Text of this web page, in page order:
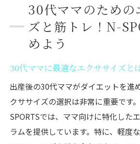
30代ママのための
ズと筋トレ！N-
めよう
30代ママに最適なエクササイズと
出産後の30代ママがダイエットを進
クササイズの選択は非常に重要です
SPORTSでは、ママ向けに特化した
ラムを提供しています。特に、軽度